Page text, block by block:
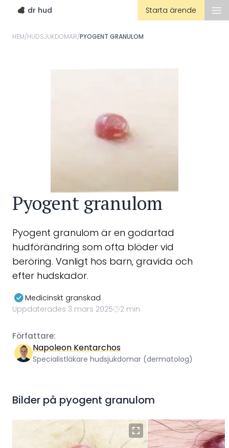
dr hud Starta ärende
HEM/HUDSJUKDOMAR/PYOGENT GRANULOM
Pyogent granulom
Pyogent granulom är en godartad
hudförändring som ofta blöder vid
beröring. Vanligt hos barn, gravida och
efter hudskador.
Medicinskt granskad
Uppdaterades 3 mars 2025
2 min
Författare:
Napoleon Kentarchos
Specialistläkare hudsjukdomar (dermatolog)
Bilder på pyogent granulom